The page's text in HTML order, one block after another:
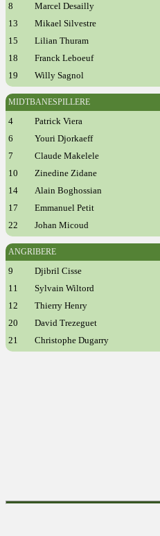
8
Marcel Desailly
13
Mikael Silvestre
15
Lilian Thuram
18
Franck Leboeuf
19
Willy Sagnol
MIDTBANESPILLERE
4 Patrick Viera
6
Youri Djorkaeff
7
Claude Makelele
10
Zinedine Zidane
14
Alain Boghossian
17
Emmanuel Petit
22
Johan Micoud
ANGRIBERE
9 Djibril Cisse
11
Sylvain Wiltord
12
Thierry Henry
20
David Trezeguet
21
Christophe Dugarry